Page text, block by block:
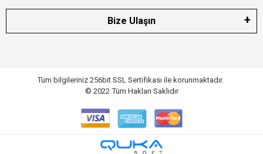
Bize Ulaşın
Tüm bilgileriniz 256bit SSL Sertifikası ile korunmaktadır.
© 2022 Tüm Hakları Saklıdır